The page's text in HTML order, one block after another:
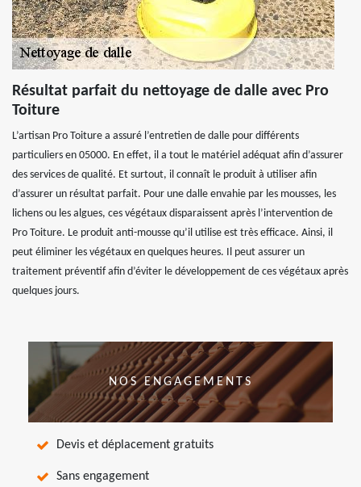
Résultat parfait du nettoyage de dalle avec Pro
Toiture
L’artisan Pro Toiture a assuré l’entretien de dalle pour différents
particuliers en 05000. En effet, il a tout le matériel adéquat afin d’assurer
des services de qualité. Et surtout, il connaît le produit à utiliser afin
d’assurer un résultat parfait. Pour une dalle envahie par les mousses, les
lichens ou les algues, ces végétaux disparaissent après l’intervention de
Pro Toiture. Le produit anti-mousse qu’il utilise est très efficace. Ainsi, il
peut éliminer les végétaux en quelques heures. Il peut assurer un
traitement préventif afin d’éviter le développement de ces végétaux après
quelques jours.
NOS ENGAGEMENTS
Devis et déplacement gratuits
Sans engagement